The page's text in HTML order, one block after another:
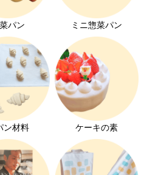
供にはちょっと大きすぎま
くうちに、「じゃあ、この
ゃう？」「こんなミニ菓
るかな？」と、ミニ菓子
ました。
パン ミニ惣菜パン
ン材料 ケーキの素